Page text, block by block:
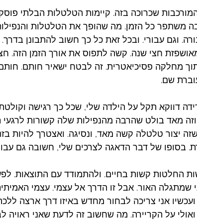
שכרוכה בזה. קיימות הטלטלות הבלתי
משתפר כל הזמן. מה שהופך את הטלטלות
וגם עבורי. ובכל זאת כל כך חשוב להתבונן
חצי שנה. קשה לתפוס את אורך הזמן הזה.
מחלקה פסיכיאטרית. זה לבטח ישאיר חותם.
שם.
דווקא תקל על הילדה שלי, שכל כך רגישה
וזה מאד בולט שהרבה מהנפילות שלה קשורות
יצור טלטלה קשה מאד, ונסיגה. ואצטרך להיות
בסופו של דבר הדאגה לצרכים שלי, חשובה גם
החלטות קשות בחיים. ולהתמודד עם התוצאות.
שמתגלה האור. אבל זו הדרך אל עצמי. עצמי
אני צריכה לבחור מחדש באיזו דרך ארצה
ואולי על הקריירה. מה שחשוב זה לדעת שאני